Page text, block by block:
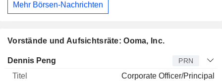
Mehr Börsen-Nachrichten
Vorstände und Aufsichtsräte: Ooma, Inc.
Manager Titel
Dennis Peng PRN
Corporate Officer/Principal